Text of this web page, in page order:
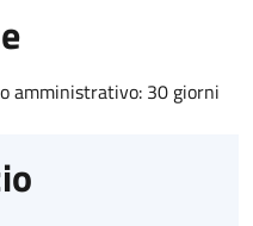
amministrativo: 30 giorni